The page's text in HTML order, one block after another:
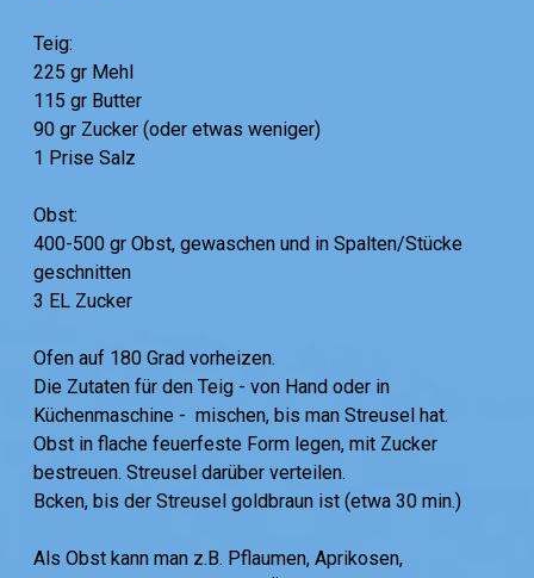
Teig:
225 gr Mehl
115 gr Butter
90 gr Zucker (oder etwas weniger)
1 Prise Salz
Obst:
400-500 gr Obst, gewaschen und in Spalten/Stücke
geschnitten
3 EL Zucker
Ofen auf 180 Grad vorheizen.
Die Zutaten für den Teig - von Hand oder in
Küchenmaschine - mischen, bis man Streusel hat.
Obst in flache feuerfeste Form legen, mit Zucker
bestreuen. Streusel darüber verteilen.
Bcken, bis der Streusel goldbraun ist (etwa 30 min.)
Als Obst kann man z.B. Pflaumen, Aprikosen,